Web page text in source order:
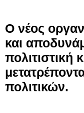
O νέος
και
πολιτιστική
πολιτικών.